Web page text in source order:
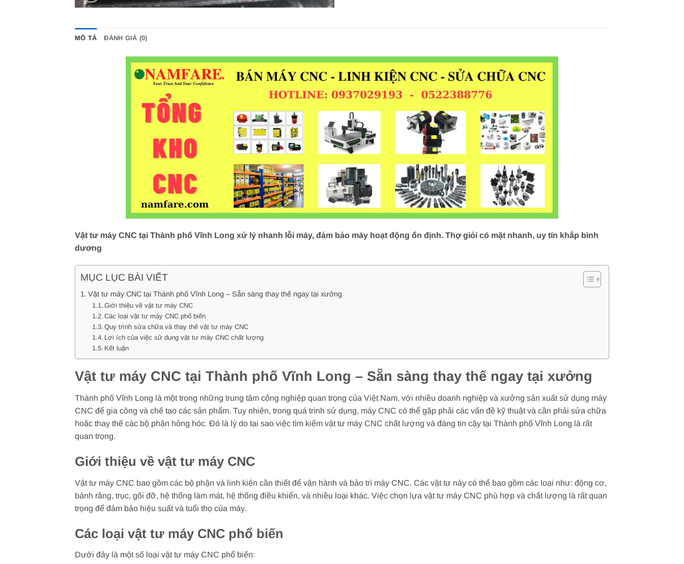
MÔ TẢ ĐÁNH GIÁ (0)
Vật tư máy CNC tại Thành phố Vĩnh Long xử lý nhanh lỗi máy, đảm bảo máy hoạt động ổn định. Thợ giỏi có mặt nhanh, uy tín khắp bình
dương
MỤC LỤC BÀI VIẾT
Vật tư máy CNC tại Thành phố Vĩnh Long – Sẵn sàng thay thế ngay tại xưởng
Giới thiệu về vật tư máy CNC
Các loại vật tư máy CNC phổ biến
Quy trình sửa chữa và thay thế vật tư máy CNC
Lợi ích của việc sử dụng vật tư máy CNC chất lượng
Kết luận
Vật tư máy CNC tại Thành phố Vĩnh Long – Sẵn sàng thay thế ngay tại xưởng
Thành phố Vĩnh Long là một trong những trung tâm công nghiệp quan trọng của Việt Nam, với nhiều doanh nghiệp và xưởng sản xuất sử dụng máy
CNC để gia công và chế tạo các sản phẩm. Tuy nhiên, trong quá trình sử dụng, máy CNC có thể gặp phải các vấn đề kỹ thuật và cần phải sửa chữa
hoặc thay thế các bộ phận hỏng hóc. Đó là lý do tại sao việc tìm kiếm vật tư máy CNC chất lượng và đáng tin cậy tại Thành phố Vĩnh Long là rất
quan trọng.
Giới thiệu về vật tư máy CNC
Vật tư máy CNC bao gồm các bộ phận và linh kiện cần thiết để vận hành và bảo trì máy CNC. Các vật tư này có thể bao gồm các loại như: động cơ,
bánh răng, trục, gối đỡ, hệ thống làm mát, hệ thống điều khiển, và nhiều loại khác. Việc chọn lựa vật tư máy CNC phù hợp và chất lượng là rất quan
trọng để đảm bảo hiệu suất và tuổi thọ của máy.
Các loại vật tư máy CNC phổ biến
Dưới đây là một số loại vật tư máy CNC phổ biến: